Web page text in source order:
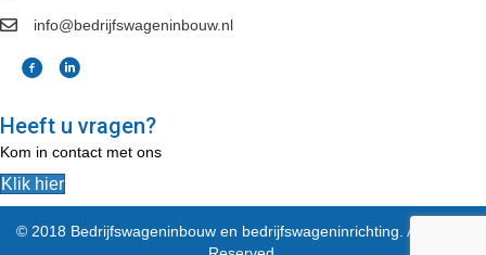
info@bedrijfswageninbouw.nl
Heeft u vragen?
Kom in contact met ons
Klik hier
© 2018 Bedrijfswageninbouw en bedrijfswageninrichting. All Rights